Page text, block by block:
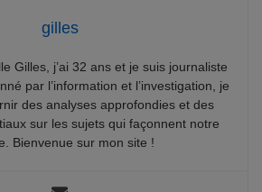
gilles
Gilles, j’ai 32 ans et je suis journaliste
par l’information et l’investigation, je
des analyses approfondies et des
sur les sujets qui façonnent notre
Bienvenue sur mon site !